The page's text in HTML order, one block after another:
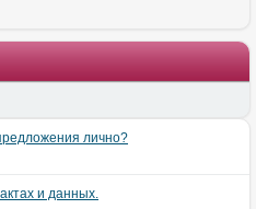
лично?
и данных.